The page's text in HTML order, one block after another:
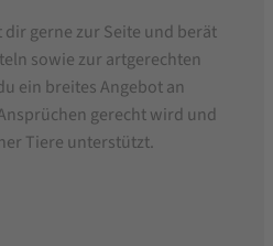
gerne zur Seite und berät
sowie zur artgerechten
ein breites Angebot an
gerecht wird und
Tiere unterstützt.